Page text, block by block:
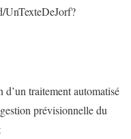
traitement automatisé
prévisionnelle du